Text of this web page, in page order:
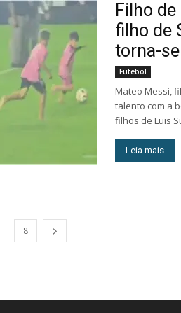
Filho
filho de
torna-se
Futebol
Mateo Messi,
talento com a
filhos de Luis
Leia mais
8